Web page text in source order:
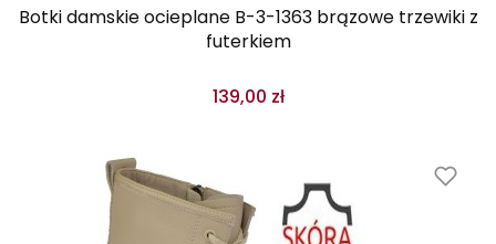
Botki damskie ocieplane B-3-1363 brązowe trzewiki z
futerkiem
139,00 zł